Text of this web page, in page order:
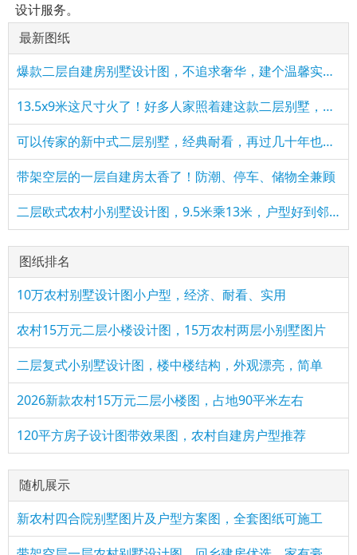
设计服务。
最新图纸
爆款二层自建房别墅设计图，不追求奢华，建个温馨实用的家
​13.5x9米这尺寸火了！好多人家照着建这款二层别墅，简单实用
可以传家的新中式二层别墅，经典耐看，再过几十年也不过时
带架空层的一层自建房太香了！防潮、停车、储物全兼顾
二层欧式农村小别墅设计图，9.5米乘13米，户型好到邻居求图纸
图纸排名
10万农村别墅设计图小户型，经济、耐看、实用
农村15万元二层小楼设计图，15万农村两层小别墅图片
二层复式小别墅设计图，楼中楼结构，外观漂亮，简单
2026新款农村15万元二层小楼图，占地90平米左右
120平方房子设计图带效果图，农村自建房户型推荐
随机展示
新农村四合院别墅图片及户型方案图，全套图纸可施工